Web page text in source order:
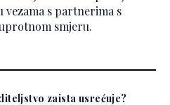
vezama s partnerima s
smjeru.
zaista usrećuje?